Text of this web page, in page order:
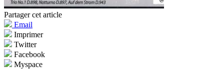
Partager cet article
Email
Imprimer
Twitter
Facebook
Myspace